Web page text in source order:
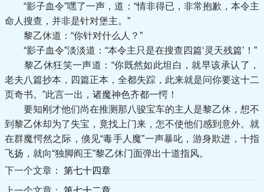
“影子血令”嘿了一声，道：“情非得已，非常抱歉，本令主
命人搜查，并非是针对堡主。”
黎乙休道：“你针对什么人？”
“影子血令”淡淡道：“本令主只是在搜查四篇‘灵天残篇’！”
黎乙休狂笑一声道：“你既然如此坦白，就早该承认了，
老夫八篇抄本，四篇正本，全都失踪，此来就是问你要这十二
页奇书。”此言一出，诸魔神色齐都一愕！
要知刚才他们尚在推测那八骏宝车的主人是黎乙休，想不
到黎乙休却为了失宝，竟找上门来，怎不使他们感到意外。就
在群魔愕然之际，倏见“毒手人魔”一声暴叱，游身欺进，十指
飞扬，就向“独脚阎王”黎乙休门面弹出十道指风。
下一个文章： 第七十四章